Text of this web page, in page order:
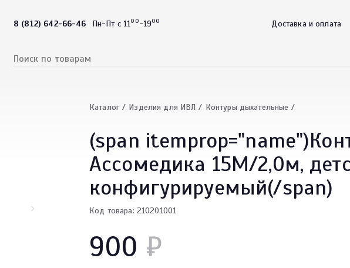
8 (812) 642-66-46 Пн-Пт с 1100-1900 Доставка и оплата
Каталог Изделия для ИВЛ Контуры дыхательные
(span
Ассомедика 15М/2,0м,
конфигурируемый(/span)
Код товара: 210201001
900 ₽